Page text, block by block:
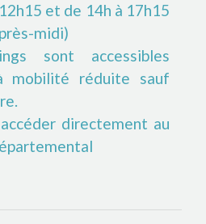
et de 14h à 17h15
midi)
sont accessibles
mobilité réduite sauf
directement au